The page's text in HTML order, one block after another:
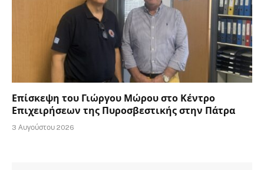
Επίσκεψη του Γιώργου Μώρου στο Κέντρο
Επιχειρήσεων της Πυροσβεστικής στην Πάτρα
3 Αυγούστου 2026